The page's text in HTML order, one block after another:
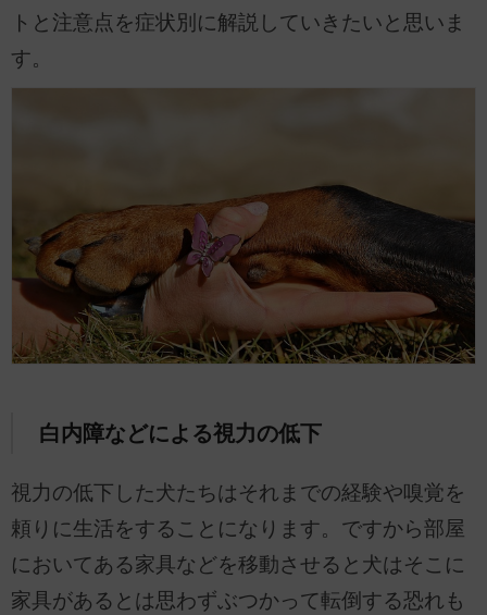
トと注意点を症状別に解説していきたいと思いま
す。
白内障などによる視力の低下
視力の低下した犬たちはそれまでの経験や嗅覚を
頼りに生活をすることになります。ですから部屋
においてある家具などを移動させると犬はそこに
家具があるとは思わずぶつかって転倒する恐れも